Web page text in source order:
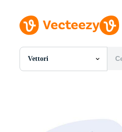
Vettori
Tutte Immagini